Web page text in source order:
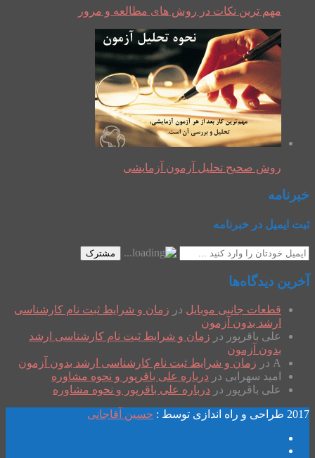
مهم ترین نکات در روش های مطالعه و مرور
روش صحیح تحلیل آزمون آزمایشی
خبرنامه
ثبت ایمیل در خبرنامه
مشترک
آخرین دیدگاه‌ها
قطعات جانبی موبایل در زمان و شرایط ثبت نام کارشناسی
ارشد بدون آزمون
علی باقرپور در زمان و شرایط ثبت نام کارشناسی ارشد
بدون آزمون
A در زمان و شرایط ثبت نام کارشناسی ارشد بدون آزمون
امید سهرابی در درباره علی باقرپور و نحوه مشاوره
علی باقرپور در درباره علی باقرپور و نحوه مشاوره
2017 طراحی و راه اندازی توسط : حسین آقاجانی